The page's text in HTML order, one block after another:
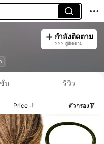
กำลังติดตาม
222 ผู้ติดตาม
น รีวิว
Price ตัวกรอง